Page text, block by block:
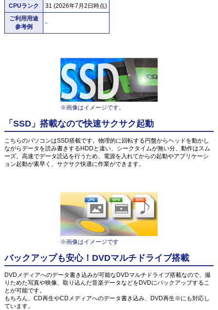
CPUランク
31 (2026年7月2日時点)
ご利用用途
参考例
-
※画像はイメージです。
「SSD」搭載なので快速サクサク起動
こちらのパソコンはSSD搭載です。物理的に回転する円盤からヘッドを動かし
ながらデータを読み書きするHDDと違い、シークタイムが無い分、動作はスム
ーズ。高速でデータ読込を行うため、電源を入れてからの起動やアプリケーシ
ョン起動が素早く、サクサク快適に作業ができます。
※画像はイメージです
バックアップも安心！DVDマルチドライブ搭載
DVDメディアへのデータ書き込みが可能なDVDマルチドライブ搭載なので、撮
りためた写真や映像、取り込んだ音楽データなどをDVDにバックアップするこ
とが可能です。
もちろん、CD再生やCDメディアへのデータ書き込み、DVD再生※にも対応し
ています。